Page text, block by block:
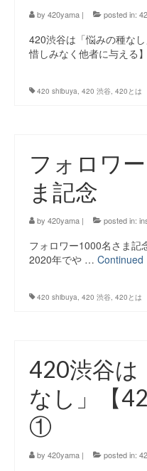
by 420yama | posted in:
420渋谷は「悩みの種な
惜しみなく他者に与える
420 shibuya 420 渋谷 420とは
フォロワ
ま記念
by 420yama | posted in:
フォロワー1000名さま記
2020年でや … Continued
420 shibuya 420 渋谷 420とは
420渋谷は
なし」【
①
by 420yama | posted in: